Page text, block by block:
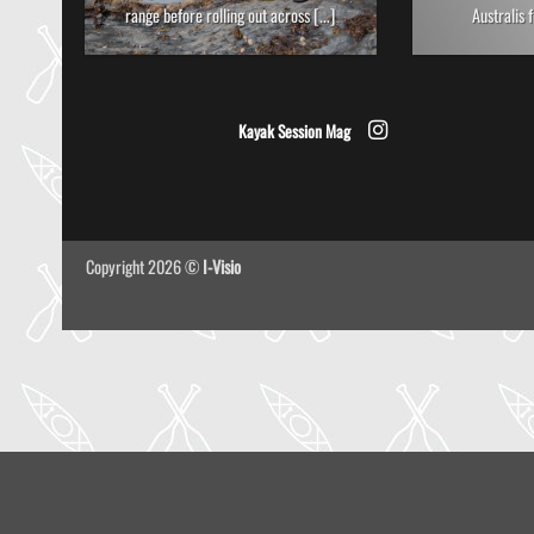
range before rolling out across [...]
Australis
Kayak Session Mag
Copyright 2026 ©I-Visio